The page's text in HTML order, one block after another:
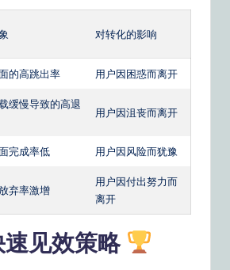
对转化的影响
的高跳出率 用户因困惑而离开
缓慢导致的高退
用户因沮丧而离开
完成率低 用户因风险而犹豫
弃率激增
用户因付出努力而
离开
见效策略